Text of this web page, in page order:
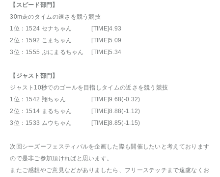
【スピード部門】
30m走のタイムの速さを競う競技
1位：1524 セナちゃん [TIME]4.93
2位：1592 こまちゃん [TIME]5.09
3位：1555 ぷにまるちゃん [TIME]5.34
【ジャスト部門】
ジャスト10秒でのゴールを目指しタイムの近さを競う競技
1位：1542 翔ちゃん [TIME]9.68(-0.32)
2位：1514 まるちゃん [TIME]8.88(-1.12)
3位：1533 ムウちゃん [TIME]8.85(-1.15)
次回シーズーフェスティバルを企画した際も開催したいと考えております
ので是非ご参加頂ければと思います。
またご感想やご意見などがありましたら、フリーステッチまで遠慮なくお